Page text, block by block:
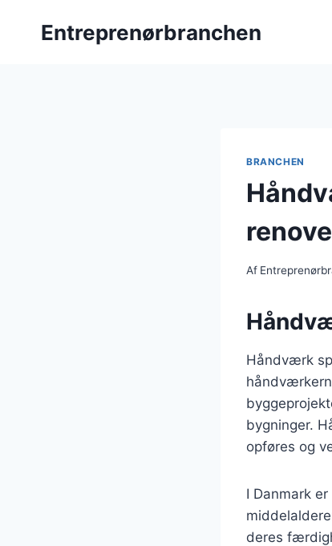
Entreprenørbranchen
BRANCHEN
Af
Håndværk
bygninger.
opføres og
I Danmark
deres